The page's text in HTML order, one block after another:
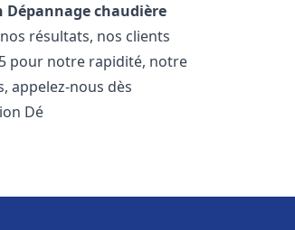
chaudière
résultats, nos clients
pour notre rapidité, notre
appelez-nous dès
Dé